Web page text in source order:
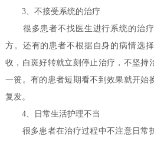
3、不接受系统的治疗
很多患者不找医生进行系统的治疗
方。还有的患者不根据自身的病情选
收，白斑好转就立刻停止治疗，不坚持
一篑。有的患者短期看不到效果就开始
复发。
4、日常生活护理不当
很多患者在治疗过程中不注意日常